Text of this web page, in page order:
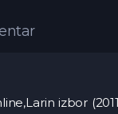
izbor